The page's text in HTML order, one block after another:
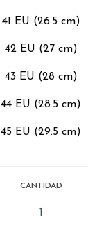
41 EU (26.5 cm)
42 EU (27 cm)
43 EU (28 cm)
44 EU (28.5 cm)
45 EU (29.5 cm)
CANTIDAD